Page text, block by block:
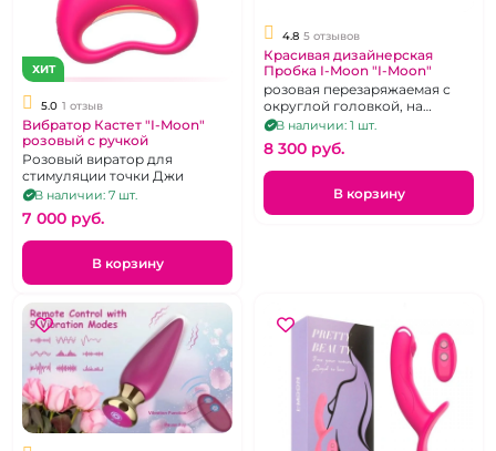
ХИТ
5.0 1 отзыв
Вибратор Кастет "I-Moon"
розовый с ручкой
Розовый виратор для
стимуляции точки Джи
В наличии: 7 шт.
7 000 pуб.
В корзину
4.8 5 отзывов
Красивая дизайнерская
Пробка I-Moon "I-Moon"
розовая перезаряжаемая с
округлой головкой, на
дистанционном пульте
управления
В наличии: 1 шт.
8 300 pуб.
В корзину